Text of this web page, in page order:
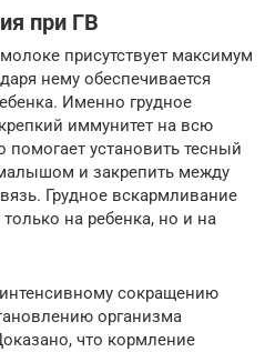
при ГВ
присутствует максимум
нему обеспечивается
Именно грудное
иммунитет на всю
установить тесный
и закрепить между
Грудное вскармливание
на ребенка, но и на
сокращению
организма
что кормление